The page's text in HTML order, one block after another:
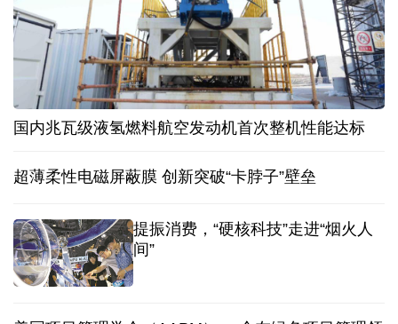
国内兆瓦级液氢燃料航空发动机首次整机性能达标
超薄柔性电磁屏蔽膜 创新突破“卡脖子”壁垒
提振消费，“硬核科技”走进“烟火人
间”